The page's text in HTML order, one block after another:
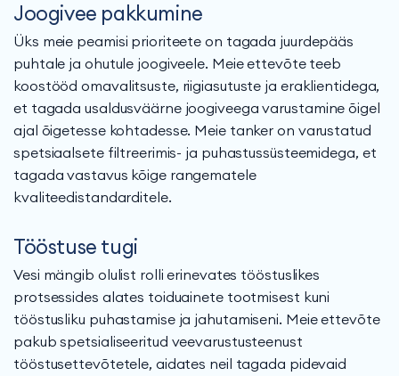
Joogivee pakkumine
Üks meie peamisi prioriteete on tagada juurdepääs
puhtale ja ohutule joogiveele. Meie ettevõte teeb
koostööd omavalitsuste, riigiasutuste ja eraklientidega,
et tagada usaldusväärne joogiveega varustamine õigel
ajal õigetesse kohtadesse. Meie tanker on varustatud
spetsiaalsete filtreerimis- ja puhastussüsteemidega, et
tagada vastavus kõige rangematele
kvaliteedistandarditele.
Tööstuse tugi
Vesi mängib olulist rolli erinevates tööstuslikes
protsessides alates toiduainete tootmisest kuni
tööstusliku puhastamise ja jahutamiseni. Meie ettevõte
pakub spetsialiseeritud veevarustusteenust
tööstusettevõtetele, aidates neil tagada pidevaid